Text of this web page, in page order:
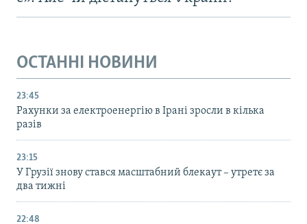
ОСТАННІ НОВИНИ
23:45
Рахунки за електроенергію в Ірані зросли в кілька
разів
23:15
У Грузії знову стався масштабний блекаут – утретє за
два тижні
22:48